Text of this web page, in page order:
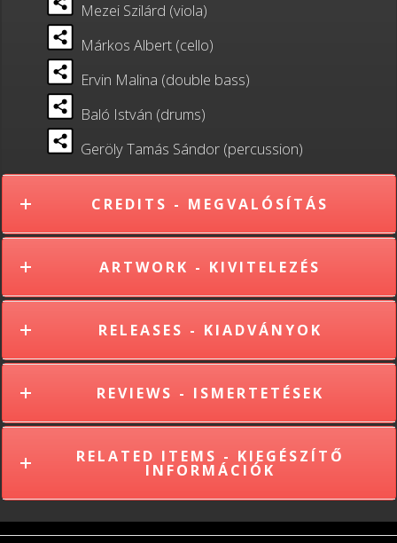
Mezei Szilárd (viola)
Márkos Albert (cello)
Ervin Malina (double bass)
Baló István (drums)
Geröly Tamás Sándor (percussion)
CREDITS - MEGVALÓSÍTÁS
ARTWORK - KIVITELEZÉS
RELEASES - KIADVÁNYOK
REVIEWS - ISMERTETÉSEK
RELATED ITEMS - KIEGÉSZÍTŐ
INFORMÁCIÓK